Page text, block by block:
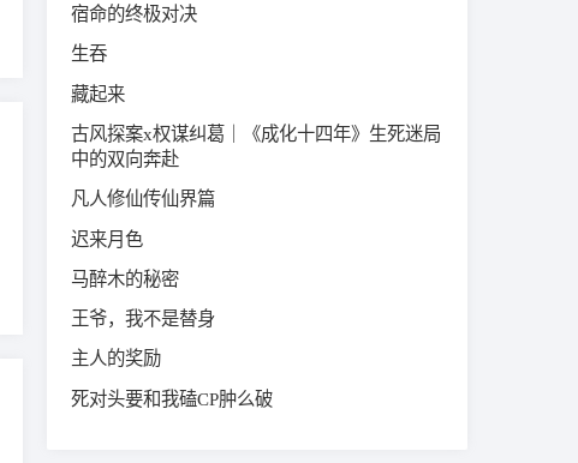
宿命的终极对决
生吞
藏起来
古风探案x权谋纠葛｜《成化十四年》生死迷局
中的双向奔赴
凡人修仙传仙界篇
迟来月色
马醉木的秘密
王爷，我不是替身
主人的奖励
死对头要和我磕CP肿么破